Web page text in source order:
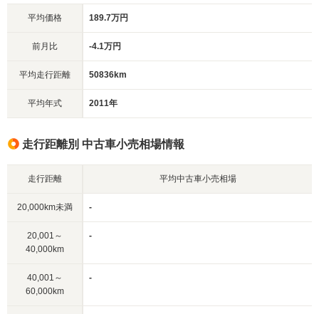
平均価格 189.7万円
前月比 -4.1万円
平均走行距離 50836km
平均年式 2011年
走行距離別 中古車小売相場情報
走行距離 平均中古車小売相場
20,000km未満 -
20,001～
40,000km
-
40,001～
60,000km
-